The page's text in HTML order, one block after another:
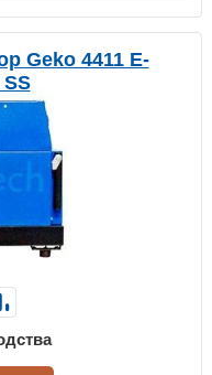
Geko 4411 E-